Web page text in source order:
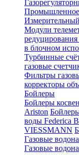
Промышленное
Модули
редуцирования
в блочном
Турбинные
газовые
Фильтры
корректоры
Бойлеры
Бойлеры
Ariston
воды Federica
VIESSMANN
Газовые
Газовые